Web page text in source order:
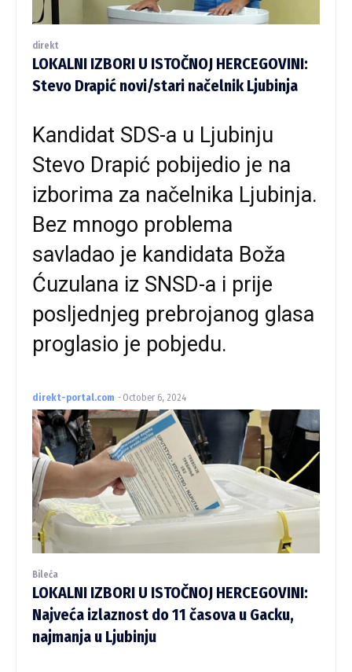
direkt
LOKALNI IZBORI U ISTOČNOJ HERCEGOVINI:
Stevo Drapić novi/stari načelnik Ljubinja
Kandidat SDS-a u Ljubinju
Stevo Drapić pobijedio je na
izborima za načelnika Ljubinja.
Bez mnogo problema
savladao je kandidata Boža
Ćuzulana iz SNSD-a i prije
posljednjeg prebrojanog glasa
proglasio je pobjedu.
direkt-portal.com - October 6, 2024
Bileća
LOKALNI IZBORI U ISTOČNOJ HERCEGOVINI:
Najveća izlaznost do 11 časova u Gacku,
najmanja u Ljubinju